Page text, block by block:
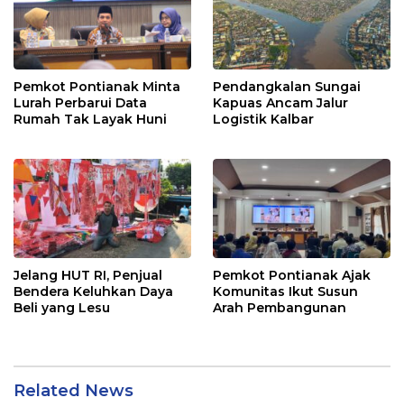
Pemkot Pontianak Minta
Lurah Perbarui Data
Rumah Tak Layak Huni
Pendangkalan Sungai
Kapuas Ancam Jalur
Logistik Kalbar
Jelang HUT RI, Penjual
Bendera Keluhkan Daya
Beli yang Lesu
Pemkot Pontianak Ajak
Komunitas Ikut Susun
Arah Pembangunan
Related News